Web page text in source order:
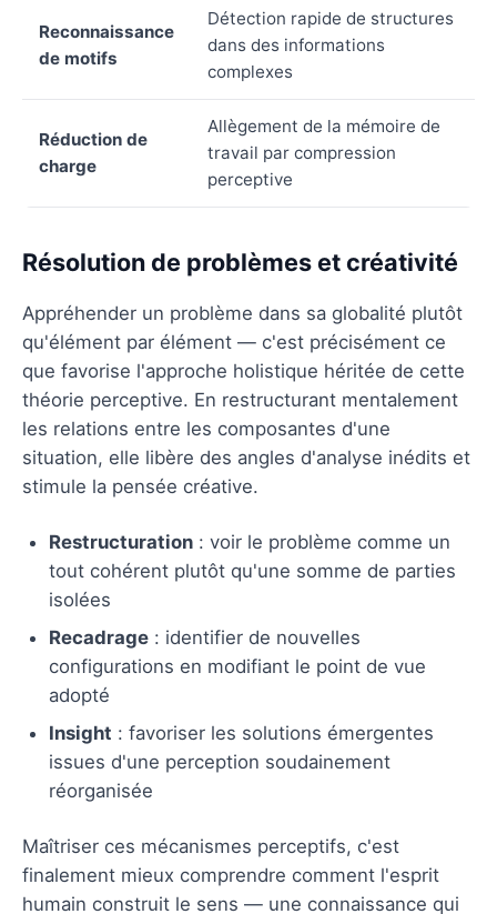
Reconnaissance
de motifs
Détection rapide de structures
dans des informations
complexes
Réduction de
charge
Allègement de la mémoire de
travail par compression
perceptive
Résolution de problèmes et créativité
Appréhender un problème dans sa globalité plutôt
qu'élément par élément — c'est précisément ce
que favorise l'approche holistique héritée de cette
théorie perceptive. En restructurant mentalement
les relations entre les composantes d'une
situation, elle libère des angles d'analyse inédits et
stimule la pensée créative.
Restructuration : voir le problème comme un
tout cohérent plutôt qu'une somme de parties
isolées
Recadrage : identifier de nouvelles
configurations en modifiant le point de vue
adopté
Insight : favoriser les solutions émergentes
issues d'une perception soudainement
réorganisée
Maîtriser ces mécanismes perceptifs, c'est
finalement mieux comprendre comment l'esprit
humain construit le sens — une connaissance qui